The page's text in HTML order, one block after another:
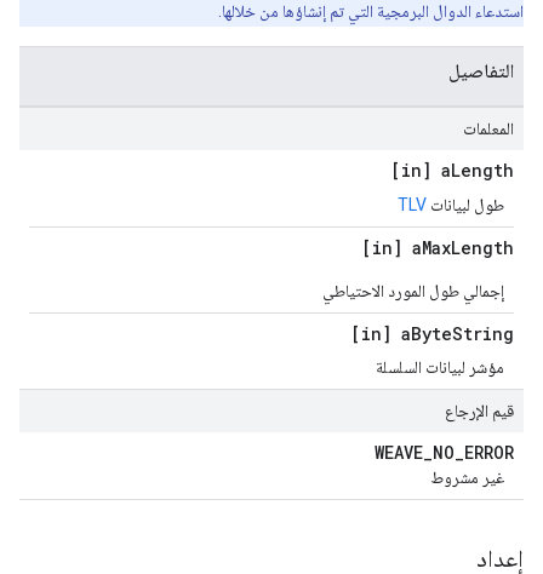
استدعاء الدوال البرمجية التي تم إنشاؤها من خلالها.
التفاصيل
المعلمات
[in] aLength
طول لبيانات TLV
[in] aMaxLength
إجمالي طول المورد الاحتياطي
[in] aByteString
مؤشر لبيانات السلسلة
قيم الإرجاع
WEAVE_NO_ERROR
غير مشروط
إعداد